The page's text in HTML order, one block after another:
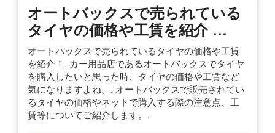
オートバックスで売られている
タイヤの価格や工賃を紹介 …
オートバックスで売られているタイヤの価格や工賃
を紹介！. カー用品店であるオートバックスでタイヤ
を購入したいと思った時、タイヤの価格や工賃など
気になりますよね。. オートバックスで販売されてい
るタイヤの価格やネットで購入する際の注意点、工
賃等についてご紹介します。.